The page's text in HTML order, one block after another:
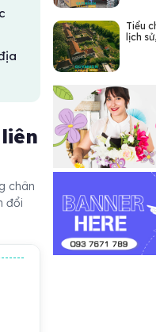
chân
đổi
Tiểu
lịch